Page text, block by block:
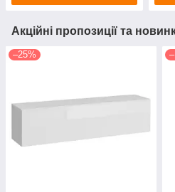
Акційні пропозиції та
–25%